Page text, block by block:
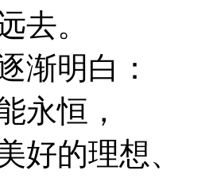
去。
渐明白：
永恒，
好的理想、